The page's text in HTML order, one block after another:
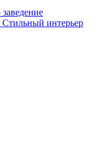
Стильный интерьер